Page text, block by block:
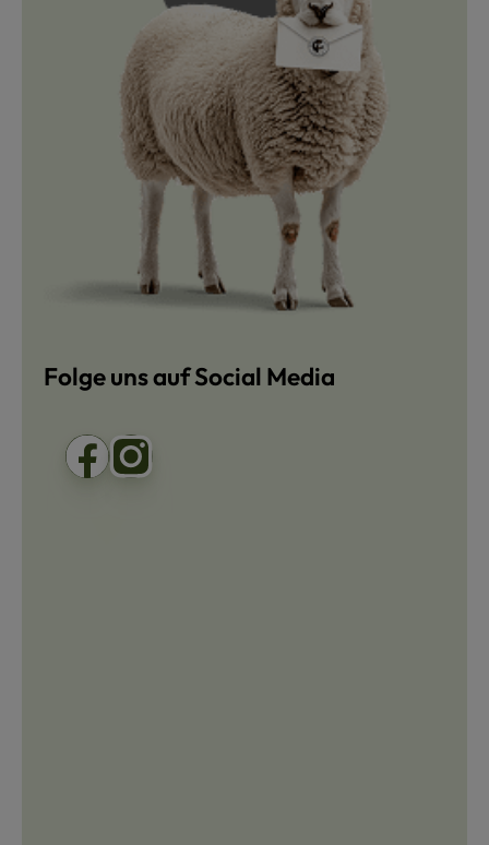
Folge uns auf Social Media